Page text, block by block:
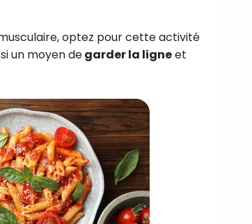
optez pour cette activité
un moyen degarder la ligneet